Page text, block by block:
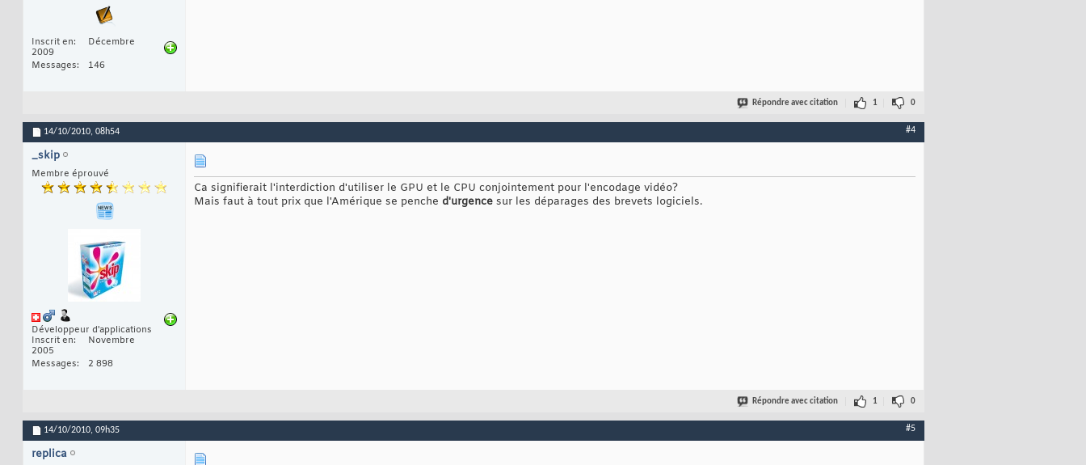
Inscrit en
Décembre
2009
Messages
146
Répondre avec citation 1 0
14/10/2010, 08h54 #4
_skip
Membre éprouvé
Développeur d'applications
Inscrit en
Novembre
2005
Messages
2 898
Ca signifierait l'interdiction d'utiliser le GPU et le CPU conjointement pour l'encodage vidéo?
Mais faut à tout prix que l'Amérique se penche d'urgence sur les déparages des brevets logiciels.
Répondre avec citation 1 0
14/10/2010, 09h35 #5
replica